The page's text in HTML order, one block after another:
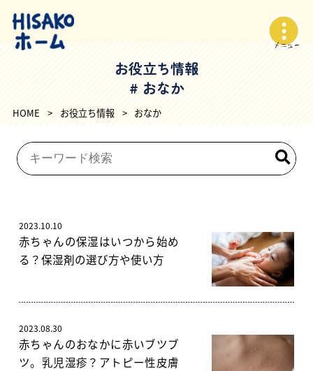
お役立ち情報
# おなか
HOME > お役立ち情報 > おなか
2023.10.10
赤ちゃんの保湿はいつから始め
る？保湿剤の選び方や使い方
2023.08.30
赤ちゃんのおなかに赤いブツブ
ツ。乳児湿疹？アトピー性皮膚